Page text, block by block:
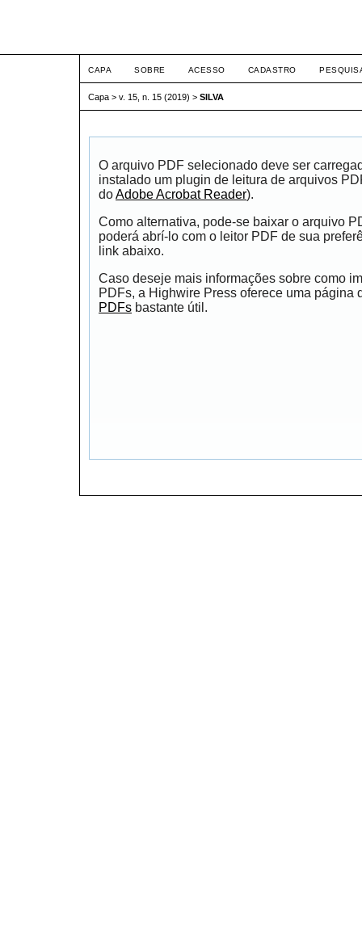
CAPA SOBRE ACESSO CADASTRO
Capa > v. 15, n. 15 (2019) > SILVA
O arquivo PDF selecionado deve ser
instalado um plugin de leitura de arquivos
doAdobe Acrobat Reader).
Como alternativa, pode-se baixar o arquivo
poderá abrí-lo com o leitor PDF de sua
link abaixo.
Caso deseje mais informações sobre como
PDFs, a Highwire Press oferece uma página
PDFs bastante útil.